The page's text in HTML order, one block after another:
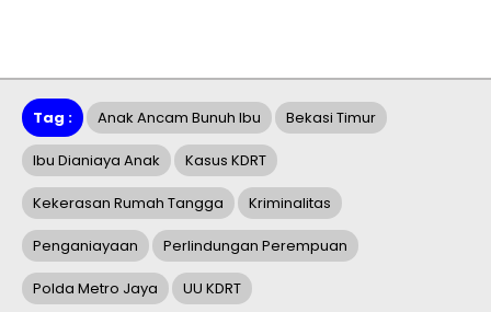
Tag : Anak Ancam Bunuh Ibu Bekasi Timur
Ibu Dianiaya Anak Kasus KDRT
Kekerasan Rumah Tangga Kriminalitas
Penganiayaan Perlindungan Perempuan
Polda Metro Jaya UU KDRT